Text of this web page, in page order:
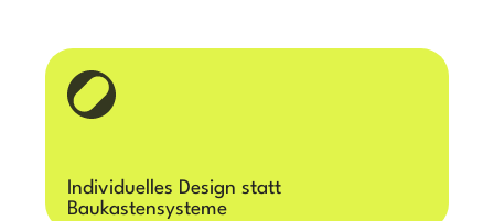
Individuelles Design statt
Baukastensysteme